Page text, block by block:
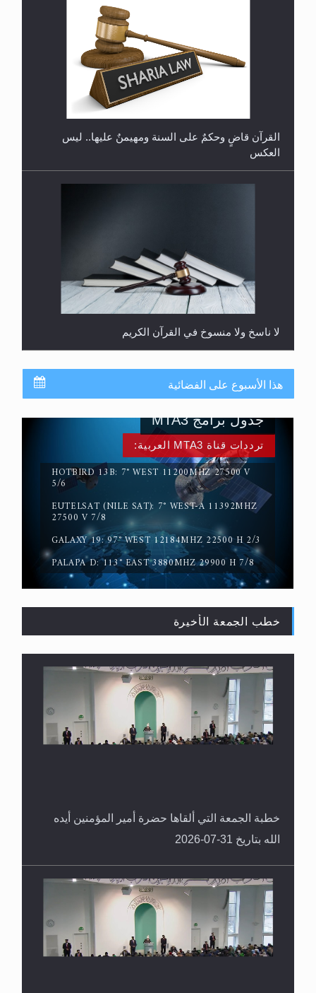
هل يُحسب حول الزكاة وفق السنة الميلادية أو الهجرية؟
لا ناسخ ولا منسوخ في القرآن الكريم
سورة التكوير تُنبئ بزمن بعثة المسيح الموعود عليه
السلام
حقيقة المسيح الدجال
هذا الأسبوع على الفضائية
ترددات قناة MTA3 العربية:
HOTBIRD 13B: 7° WEST 11200MHZ 27500 V
5/6
EUTELSAT (NILE SAT): 7° WEST-A 11392MHZ
27500 V 7/8
GALAXY 19: 97° WEST 12184MHZ 22500 H 2/3
PALAPA D: 113° EAST 3880MHZ 29900 H 7/8
جدول برامج MTA3
خطب الجمعة الأخيرة
خطبة الجمعة التي ألقاها حضرة أمير المؤمنين أيده
الله بتاريخ 31-07-2026